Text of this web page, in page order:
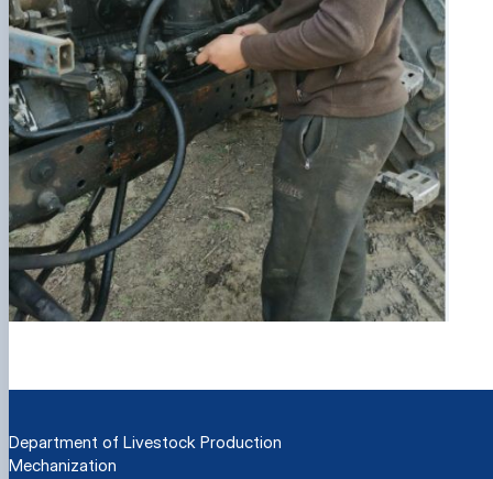
Department of Livestock Production
Mechanization